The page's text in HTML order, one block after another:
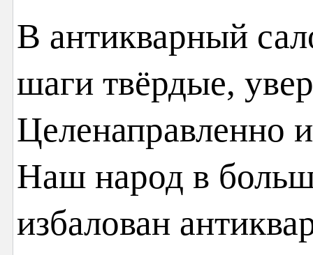
В антикварный
шаги твёрдые,
Целенаправленно
Наш народ в
избалован